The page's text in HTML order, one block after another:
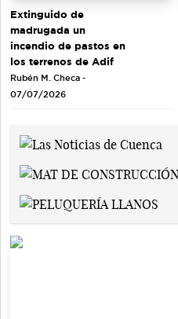
Extinguido de
madrugada un
incendio de pastos en
los terrenos de Adif
Rubén M. Checa -
07/07/2026